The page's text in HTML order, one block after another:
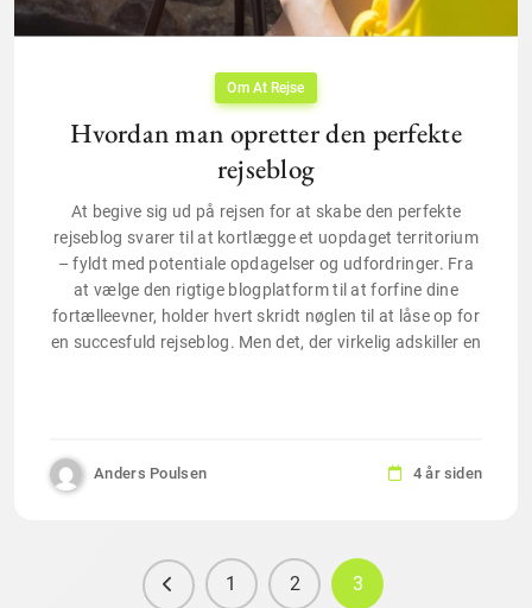
Om At Rejse
Hvordan man opretter den perfekte
rejseblog
At begive sig ud på rejsen for at skabe den perfekte
rejseblog svarer til at kortlægge et uopdaget territorium
– fyldt med potentiale opdagelser og udfordringer. Fra
at vælge den rigtige blogplatform til at forfine dine
fortælleevner, holder hvert skridt nøglen til at låse op for
en succesfuld rejseblog. Men det, der virkelig adskiller en
Anders Poulsen 4 år siden
1 2 3